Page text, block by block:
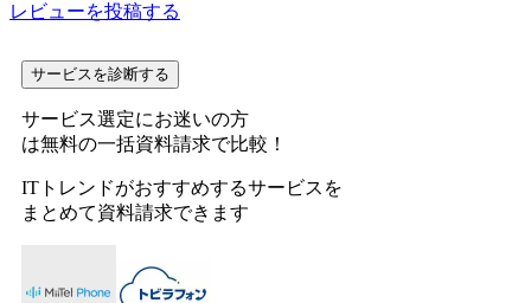
レビューを投稿する
サービスを診断する
サービス選定にお迷いの方
は無料の一括資料請求で比較！
ITトレンドがおすすめするサービスを
まとめて資料請求できます